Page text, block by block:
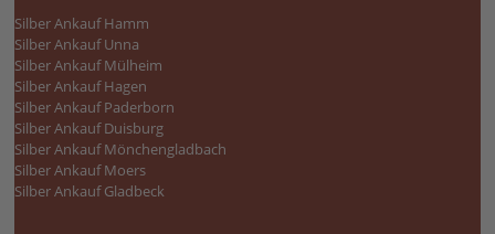
Silber Ankauf Hamm
Silber Ankauf Unna
Silber Ankauf Mülheim
Silber Ankauf Hagen
Silber Ankauf Paderborn
Silber Ankauf Duisburg
Silber Ankauf Mönchengladbach
Silber Ankauf Moers
Silber Ankauf Gladbeck